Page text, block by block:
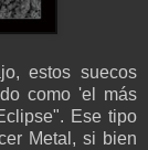
estos suecos
como 'el más
Ese tipo
Metal, si bien